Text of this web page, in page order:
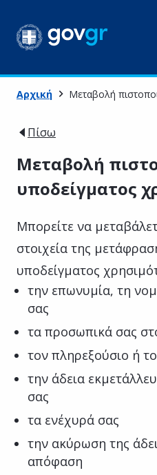
Αρχική Μεταβολή
Πίσω
Μεταβολή
υποδείγματος
Μπορείτε να
στοιχεία της
υποδείγματος
την επωνυμία, τη
σας
τα προσωπικά σας
τον πληρεξούσιο ή
την άδεια
σας
τα ενέχυρά σας
την ακύρωση της
απόφαση